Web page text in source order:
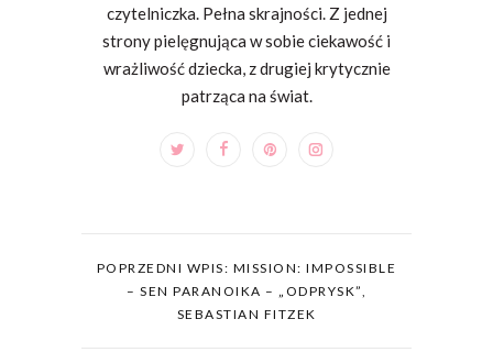
czytelniczka. Pełna skrajności. Z jednej
strony pielęgnująca w sobie ciekawość i
wrażliwość dziecka, z drugiej krytycznie
patrząca na świat.
POPRZEDNI WPIS: MISSION: IMPOSSIBLE
– SEN PARANOIKA – „ODPRYSK”,
SEBASTIAN FITZEK